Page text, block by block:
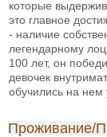
которые
это главное
- наличие
легендарному
100 лет, он
девочек
обучились на нем
Проживание/